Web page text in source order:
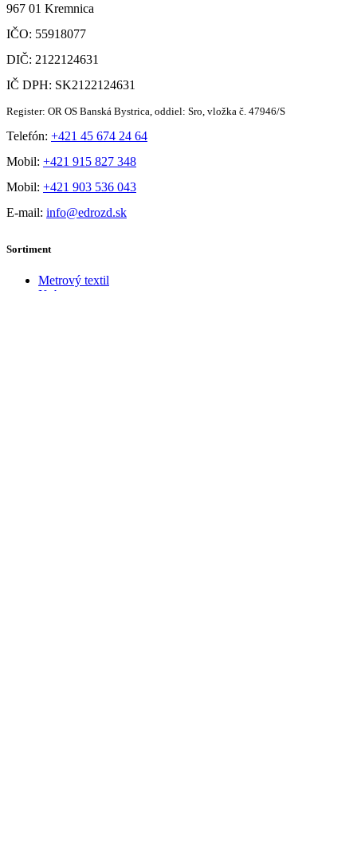
967 01 Kremnica
IČO: 55918077
DIČ: 2122124631
IČ DPH: SK2122124631
Register: OR OS Banská Bystrica, oddiel: Sro, vložka č. 47946/S
Telefón: +421 45 674 24 64
Mobil: +421 915 827 348
Mobil: +421 903 536 043
E-mail: info@edrozd.sk
Sortiment
Metrový textil
Koberce